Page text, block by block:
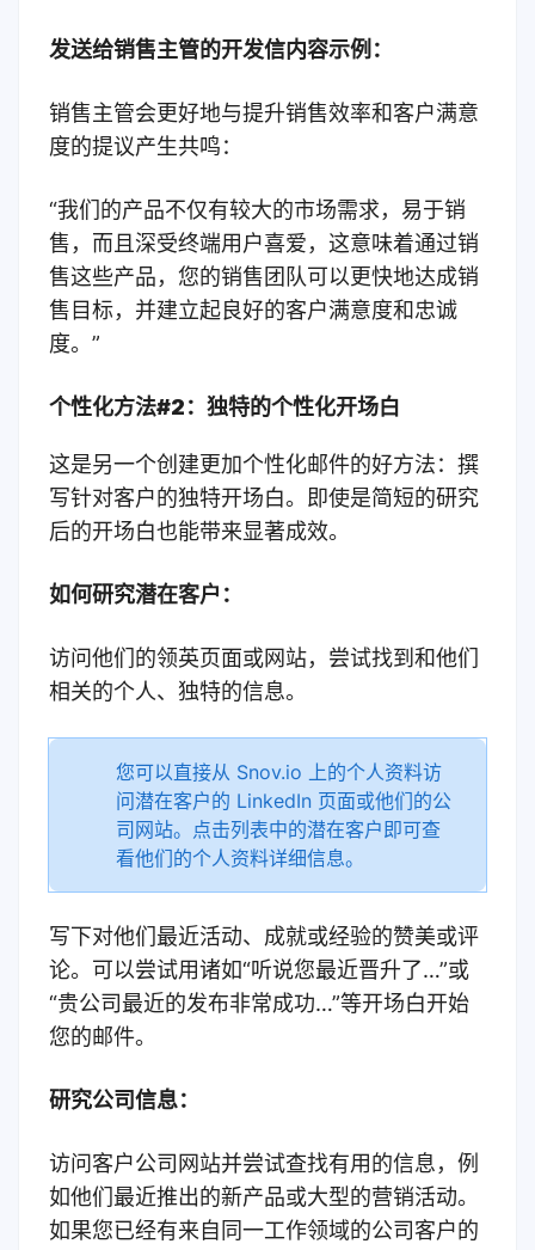
发送给销售主管的开发信内容示例：
销售主管会更好地与提升销售效率和客户满意
度的提议产生共鸣：
“我们的产品不仅有较大的市场需求，易于销
售，而且深受终端用户喜爱，这意味着通过销
售这些产品，您的销售团队可以更快地达成销
售目标，并建立起良好的客户满意度和忠诚
度。”
个性化方法#2：独特的个性化开场白
这是另一个创建更加个性化邮件的好方法：撰
写针对客户的独特开场白。即使是简短的研究
后的开场白也能带来显著成效。
如何研究潜在客户：
访问他们的领英页面或网站，尝试找到和他们
相关的个人、独特的信息。
您可以直接从 Snov.io 上的个人资料访
问潜在客户的 LinkedIn 页面或他们的公
司网站。点击列表中的潜在客户即可查
看他们的个人资料详细信息。
写下对他们最近活动、成就或经验的赞美或评
论。可以尝试用诸如“听说您最近晋升了…”或
“贵公司最近的发布非常成功…”等开场白开始
您的邮件。
研究公司信息：
访问客户公司网站并尝试查找有用的信息，例
如他们最近推出的新产品或大型的营销活动。
如果您已经有来自同一工作领域的公司客户的